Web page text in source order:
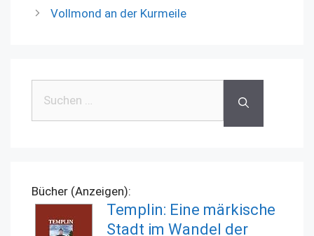
Vollmond an der Kurmeile
nach:
Bücher (Anzeigen):
Templin: Eine märkische
Stadt im Wandel der